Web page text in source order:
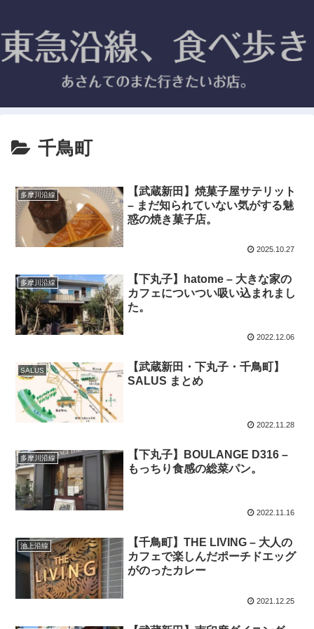
千鳥町
多摩川沿線
【武蔵新田】焼菓子屋サテリット
– まだ知られていない気がする魅
惑の焼き菓子店。
2025.10.27
多摩川沿線
【下丸子】hatome – 大きな家の
カフェについつい吸い込まれまし
た。
2022.12.06
SALUS
【武蔵新田・下丸子・千鳥町】
SALUS まとめ
2022.11.28
多摩川沿線
【下丸子】BOULANGE D316 –
もっちり食感の総菜パン。
2022.11.16
池上沿線
【千鳥町】THE LIVING – 大人の
カフェで楽しんだポーチドエッグ
がのったカレー
2021.12.25